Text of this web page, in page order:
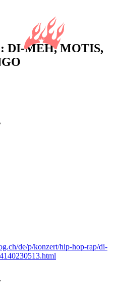
DI-MEH, MOTIS,
de/p/konzert/hip-hop-rap/di-